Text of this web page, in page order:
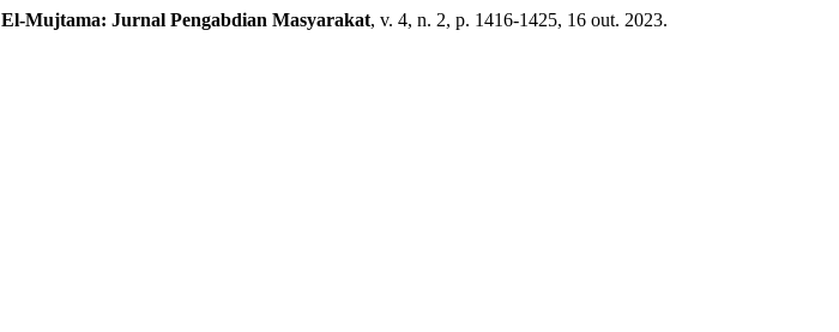
El-Mujtama: Jurnal Pengabdian Masyarakat, v. 4, n. 2, p. 1416-1425, 16 out. 2023.